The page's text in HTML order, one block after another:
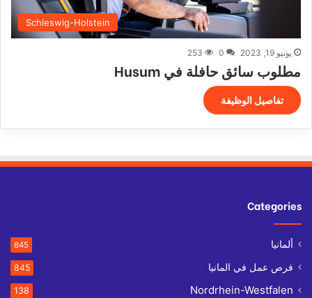
Schleswig-Holstein
يونيو 19, 2023 0
253
مطلوب سائق حافلة في Husum
تفاصيل الوظيفة
Categories
ألمانيا 845
فرص عمل في المانيا 845
Nordrhein-Westfalen
138